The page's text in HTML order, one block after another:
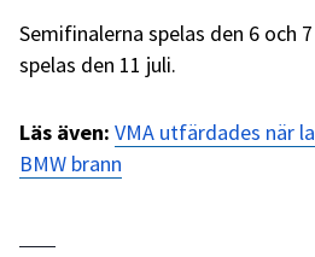
Semifinalerna spelas den 6 och
spelas den 11 juli.
Läs även: VMA utfärdades när
BMW brann